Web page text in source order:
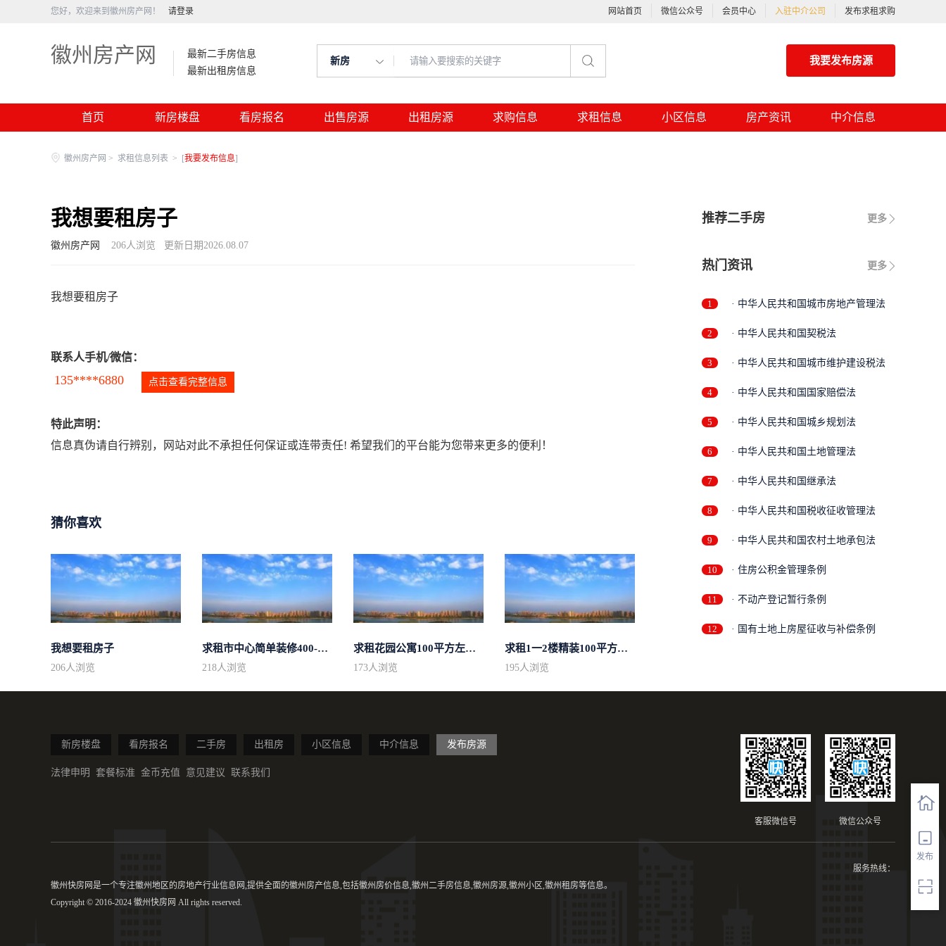
您好，欢迎来到徽州房产网！ 请登录 网站首页 微信公众号 会员中心 入驻中介公司 发布求租求购
徽州房产网
最新二手房信息
最新出租房信息
新房 我要发布房源
首页 新房楼盘 看房报名 出售房源 出租房源 求购信息 求租信息 小区信息 房产资讯 中介信息
发布
徽州房产网 > 求租信息列表 > [我要发布信息]
我想要租房子
徽州房产网 206人浏览 更新日期2026.08.07
我想要租房子
联系人手机/微信：
135****6880 点击查看完整信息
特此声明：
信息真伪请自行辨别，网站对此不承担任何保证或连带责任! 希望我们的平台能为您带来更多的便利！
猜你喜欢
我想要租房子
206人浏览
求租市中心简单装修400-500
218人浏览
求租花园公寓100平方左右，电梯房
173人浏览
求租1一2楼精装100平方里面基本设备不...
195人浏览
更多
推荐二手房
更多
热门资讯
1 · 中华人民共和国城市房地产管理法
2 · 中华人民共和国契税法
3 · 中华人民共和国城市维护建设税法
4 · 中华人民共和国国家赔偿法
5 · 中华人民共和国城乡规划法
6 · 中华人民共和国土地管理法
7 · 中华人民共和国继承法
8 · 中华人民共和国税收征收管理法
9 · 中华人民共和国农村土地承包法
10 · 住房公积金管理条例
11 · 不动产登记暂行条例
12 · 国有土地上房屋征收与补偿条例
新房楼盘 看房报名 二手房 出租房 小区信息 中介信息 发布房源
法律申明 套餐标准 金币充值 意见建议 联系我们
微信公众号
客服微信号
服务热线：
徽州快房网是一个专注徽州地区的房地产行业信息网,提供全面的徽州房产信息,包括徽州房价信息,徽州二手房信息,徽州房源,徽州小区,徽州租房等信息。
Copyright © 2016-2024 徽州快房网 All rights reserved.